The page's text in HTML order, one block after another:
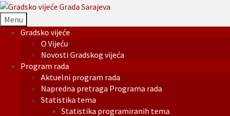
Menu
Gradsko vijeće
O Vijeću
Novosti Gradskog vijeća
Program rada
Aktuelni program rada
Napredna pretraga Programa rada
Statistika tema
Statistika programiranih tema